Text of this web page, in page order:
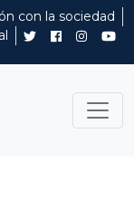
con la sociedad